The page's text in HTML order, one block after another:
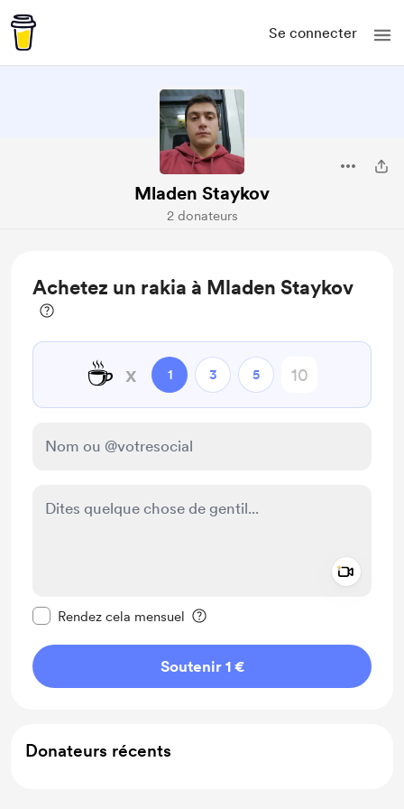
Se connecter
Mladen Staykov
2 donateurs
Achetez un rakia à Mladen Staykov
☕ x 1 3 5
Rendez cela mensuel
Soutenir 1 €
Donateurs récents